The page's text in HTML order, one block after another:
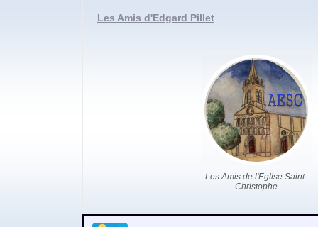
Les Amis d'Edgard Pillet
Les Amis de l'Eglise Saint-
Christophe